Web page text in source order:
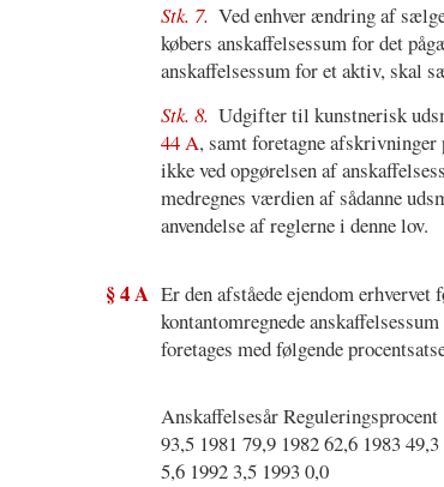
Stk. 7. Ved enhver ændring af
købers anskaffelsessum for det
anskaffelsessum for et aktiv, skal
Stk. 8. Udgifter til kunstnerisk
44 A, samt foretagne
ikke ved opgørelsen af
medregnes værdien af sådanne
anvendelse af reglerne i denne lov.
§ 4 A Er den afståede ejendom
kontantomregnede
foretages med følgende
Anskaffelsesår
93,5 1981 79,9 1982 62,6 1983
5,6 1992 3,5 1993 0,0